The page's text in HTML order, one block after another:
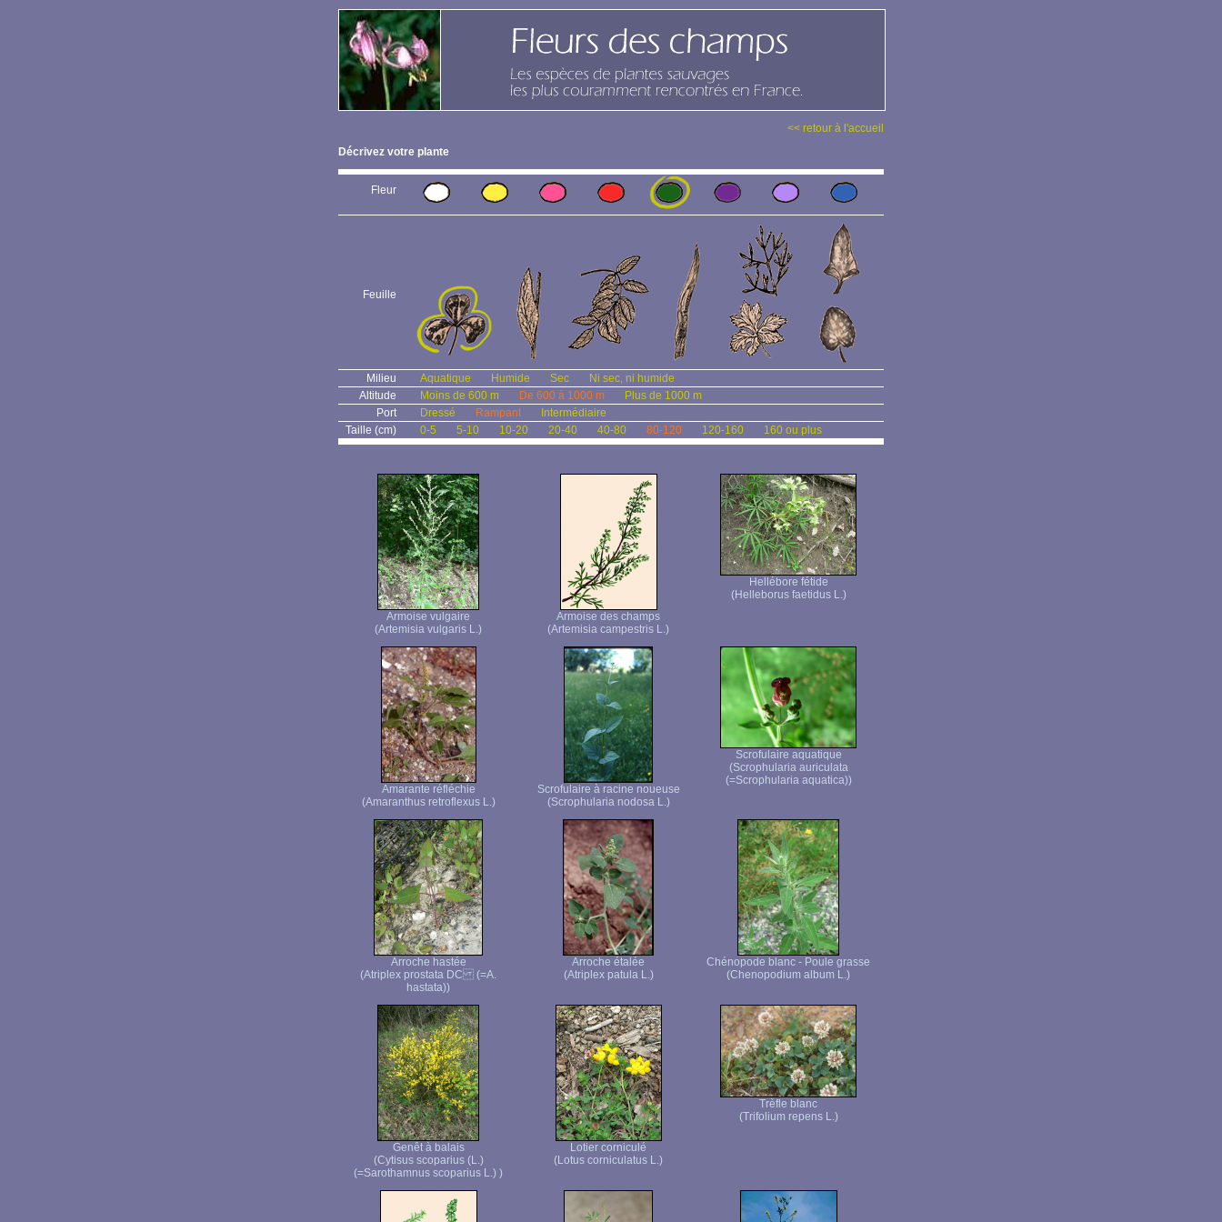
<< retour à l'accueil
Décrivez votre plante
Fleur
Feuille
Milieu Aquatique Humide Sec
Ni sec, ni humide
Altitude
Moins de 600 m De 600 à 1000 m
Plus de 1000 m
Port
Dressé Rampant
Intermédiaire
Taille (cm)
0-5 5-10 10-20 20-40 40-80 80-120 120-160 160 ou plus
Armoise vulgaire
(Artemisia vulgaris L.)
Armoise des champs
(Artemisia campestris L.)
Hellébore fétide
(Helleborus faetidus L.)
Amarante réfléchie
(Amaranthus retroflexus L.)
Scrofulaire à racine noueuse
(Scrophularia nodosa L.)
Scrofulaire aquatique
(Scrophularia auriculata
(=Scrophularia aquatica))
Arroche hastée
(Atriplex prostata DC (=A.
hastata))
Arroche étalée
(Atriplex patula L.)
Chénopode blanc - Poule grasse
(Chenopodium album L.)
Genêt à balais
(Cytisus scoparius (L.)
(=Sarothamnus scoparius L.) )
Lotier corniculé
(Lotus corniculatus L.)
Trèfle blanc
(Trifolium repens L.)